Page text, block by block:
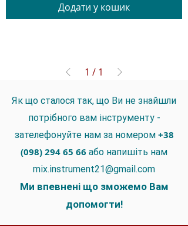
Додати у кошик
1 / 1
Як що сталося так, що Ви не знайшли
потрібного вам інструменту -
зателефонуйте нам за номером +38
(098) 294 65 66 або напишіть нам
mix.instrument21@gmail.com
Ми впевнені що зможемо Вам
допомогти!